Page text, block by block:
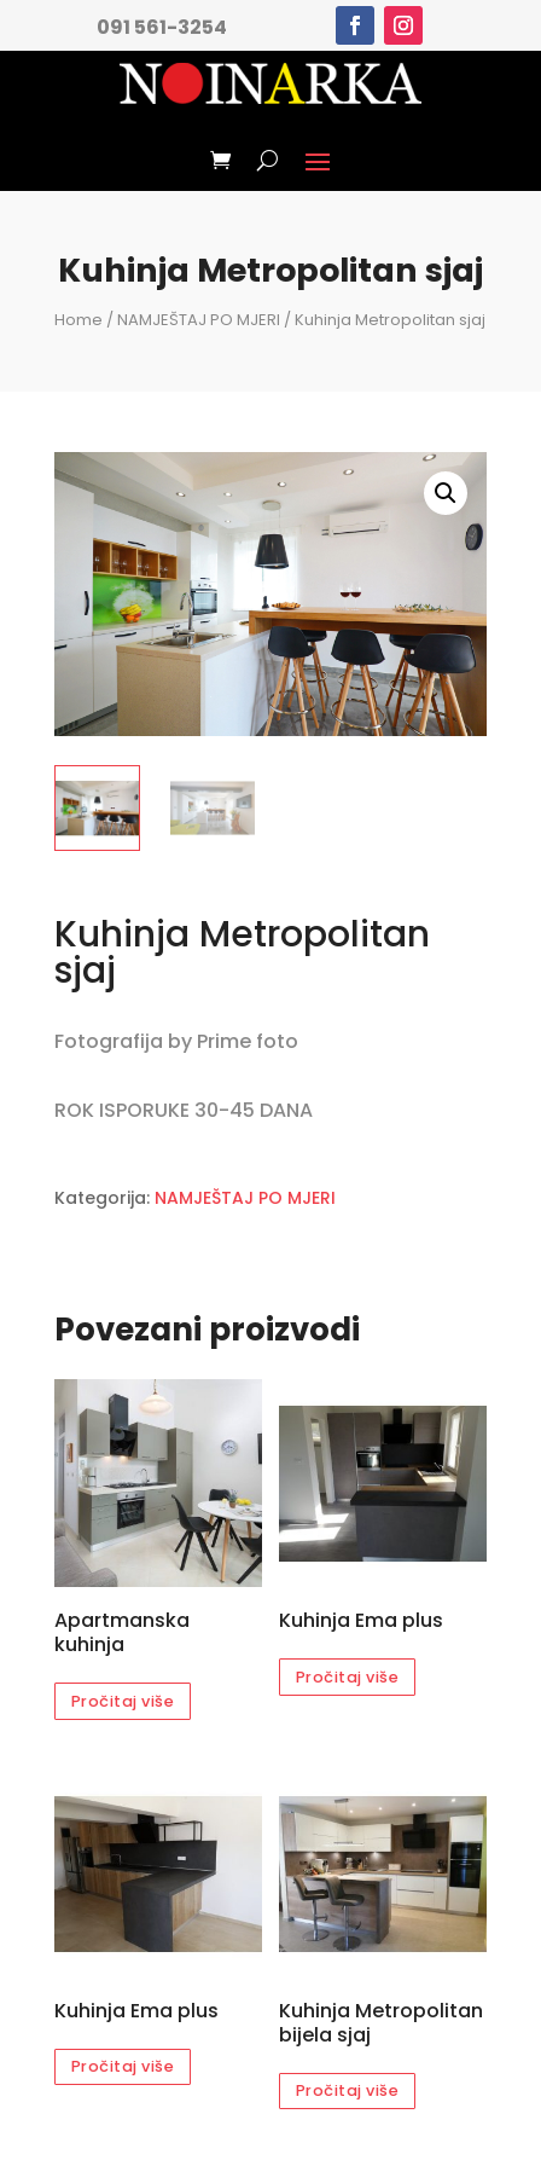
091 561-3254
Kuhinja Metropolitan sjaj
Home / NAMJEŠTAJ PO MJERI / Kuhinja Metropolitan sjaj
Kuhinja Metropolitan
sjaj
Fotografija by Prime foto
ROK ISPORUKE 30-45 DANA
Kategorija: NAMJEŠTAJ PO MJERI
Povezani proizvodi
Apartmanska
kuhinja
Pročitaj više
Kuhinja Ema plus
Pročitaj više
Kuhinja Ema plus
Pročitaj više
Kuhinja Metropolitan
bijela sjaj
Pročitaj više